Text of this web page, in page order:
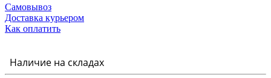
Самовывоз
Доставка курьером
Как оплатить
Наличие на складах